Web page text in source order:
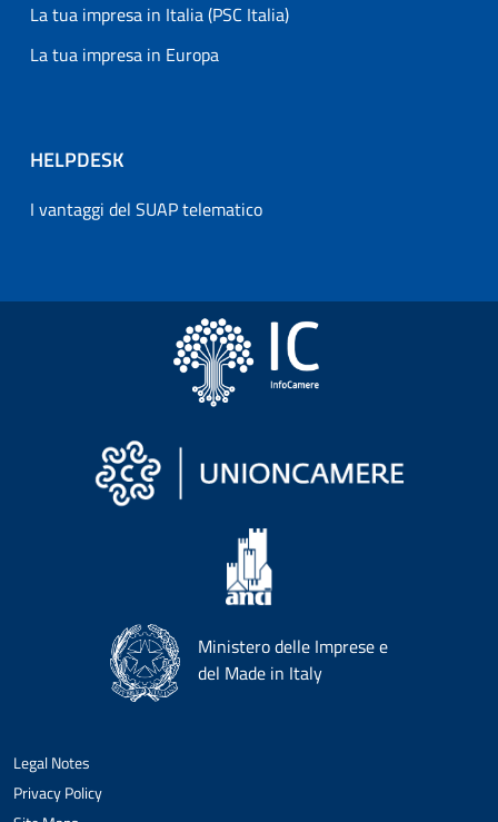
La tua impresa in Italia (PSC Italia)
La tua impresa in Europa
HELPDESK
I vantaggi del SUAP telematico
Ministero delle Imprese e
del Made in Italy
Legal Notes
Privacy Policy